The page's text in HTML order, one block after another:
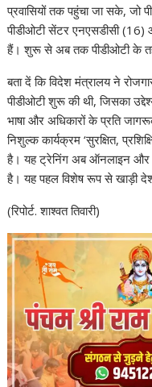
प्रवासियों तक पहुंचा जा सके, जो
पीडीओटी सेंटर एनएसडीसी (16)
हैं। शुरू से अब तक पीडीओटी के
बता दें कि विदेश मंत्रालय ने
पीडीओटी शुरू की थी, जिसका
भाषा और अधिकारों के प्रति
निशुल्क कार्यक्रम ‘सुरक्षित,
है। यह ट्रेनिंग अब ऑनलाइन और
है। यह पहल विशेष रूप से खाड़ी
(रिपोर्ट. शाश्वत तिवारी)